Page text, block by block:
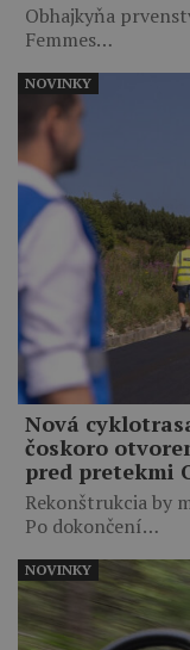
Obhajkyňa
Femmes…
Nová
čoskoro
pred pretekmi
Rekonštrukcia by
Po dokončení…
NOVINKY
NOVINKY